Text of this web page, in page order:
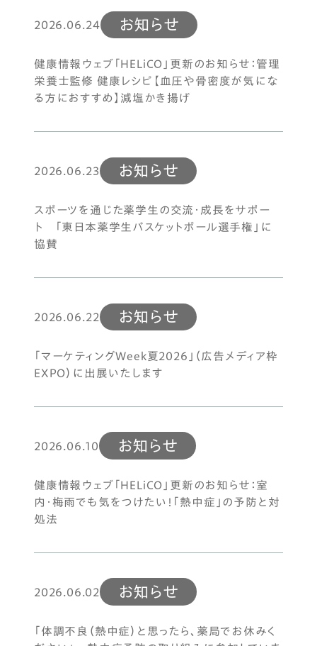
2026.06.24 お知らせ
健康情報ウェブ「HELiCO」更新のお知らせ：管理
栄養士監修 健康レシピ【血圧や骨密度が気にな
る方におすすめ】減塩かき揚げ
2026.06.23 お知らせ
スポーツを通じた薬学生の交流・成長をサポー
ト 「東日本薬学生バスケットボール選手権」に
協賛
2026.06.22 お知らせ
「マーケティングWeek夏2026」（広告メディア枠
EXPO）に出展いたします
2026.06.10 お知らせ
健康情報ウェブ「HELiCO」更新のお知らせ：室
内・梅雨でも気をつけたい！「熱中症」の予防と対
処法
2026.06.02 お知らせ
「体調不良（熱中症）と思ったら、薬局でお休みく